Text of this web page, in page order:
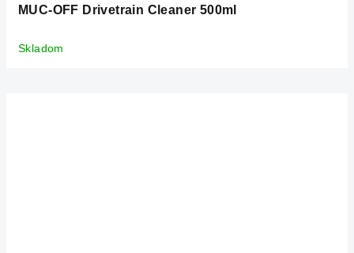
MUC-OFF Drivetrain Cleaner 500ml
Skladom